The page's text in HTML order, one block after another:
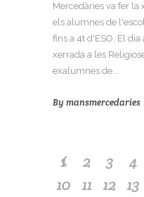
Mercedàries va fer la
els alumnes de
fins a 4t d'ESO. El
xerrada a les
exalumnes de...
By mansmercedaries
1 2 3 4
10 11 12 13